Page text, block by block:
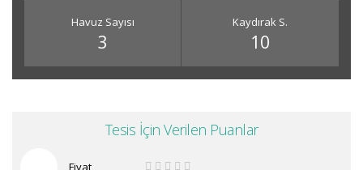
Havuz Sayısı
3
Kaydırak S.
10
Tesis İçin Verilen Puanlar
Fiyat